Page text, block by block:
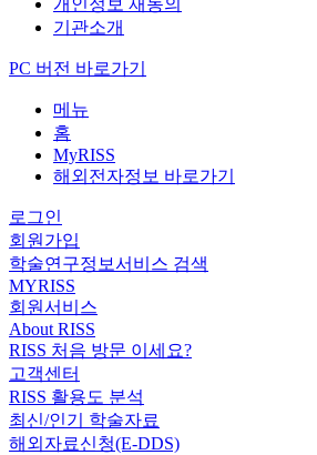
개인정보 재동의
기관소개
PC 버전 바로가기
메뉴
홈
MyRISS
해외전자정보 바로가기
로그인
회원가입
학술연구정보서비스 검색
MYRISS
회원서비스
About RISS
RISS 처음 방문 이세요?
고객센터
RISS 활용도 분석
최신/인기 학술자료
해외자료신청(E-DDS)